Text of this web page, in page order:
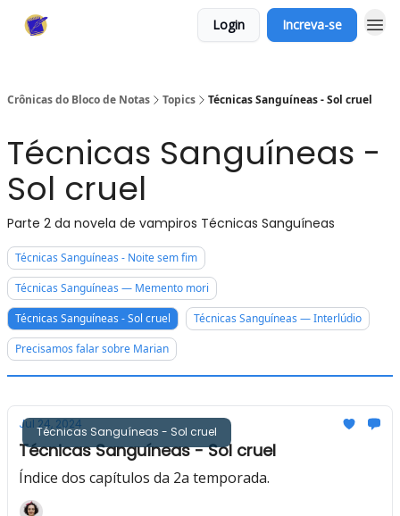
Login Increva-se
Crônicas do Bloco de Notas Topics Técnicas Sanguíneas - Sol cruel
Técnicas Sanguíneas -
Sol cruel
Parte 2 da novela de vampiros Técnicas Sanguíneas
Técnicas Sanguíneas - Noite sem fim
Técnicas Sanguíneas — Memento mori
Técnicas Sanguíneas - Sol cruel
Técnicas Sanguíneas — Interlúdio
Precisamos falar sobre Marian
Técnicas Sanguíneas - Sol cruel
Jul 24, 2024
Técnicas Sanguíneas - Sol cruel
Índice dos capítulos da 2a temporada.